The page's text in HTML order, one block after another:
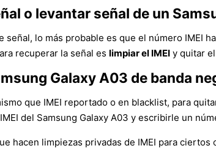
o levantar señal de un
señal, lo más probable es que el número IMEI
recuperar la señal es limpiar el IMEI y quitar
Galaxy A03 de banda
que IMEI reportado o en blacklist, para
del Samsung Galaxy A03 y escribirle un
hacen limpiezas privadas de IMEI para ciertos